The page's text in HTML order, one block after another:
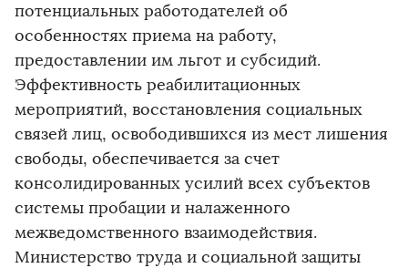
потенциальных работодателей об
особенностях приема на работу,
предоставлении им льгот и субсидий.
Эффективность реабилитационных
мероприятий, восстановления социальных
связей лиц, освободившихся из мест лишения
свободы, обеспечивается за счет
консолидированных усилий всех субъектов
системы пробации и налаженного
межведомственного взаимодействия.
Министерство труда и социальной защиты